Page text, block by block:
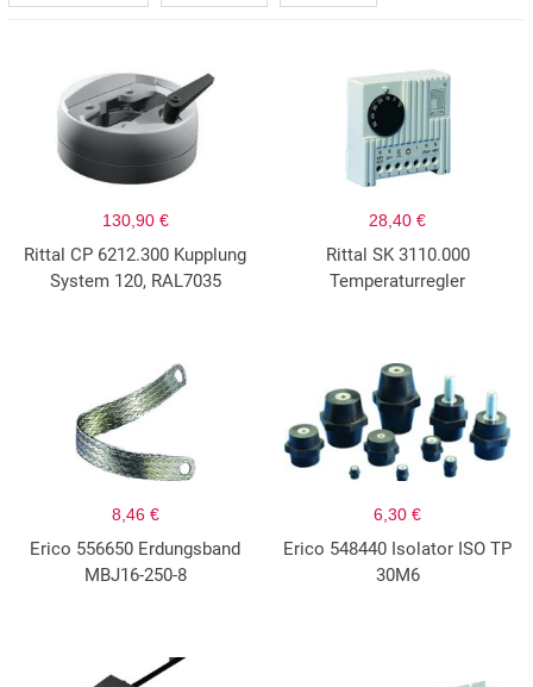
130,90 €
Rittal CP 6212.300 Kupplung
System 120, RAL7035
28,40 €
Rittal SK 3110.000
Temperaturregler
8,46 €
Erico 556650 Erdungsband
MBJ16-250-8
6,30 €
Erico 548440 Isolator ISO TP
30M6